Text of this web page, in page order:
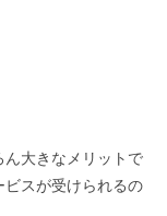
ん大きなメリットで
スが受けられるの